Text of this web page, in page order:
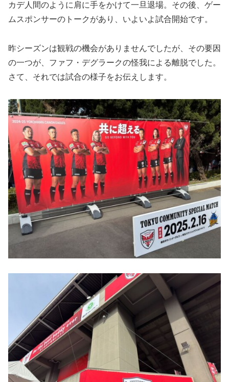
カデ人間のように肩に手をかけて一旦退場。その後、ゲー
ムスポンサーのトークがあり、いよいよ試合開始です。
昨シーズンは観戦の機会がありませんでしたが、その要因
の一つが、ファフ・デグラークの怪我による離脱でした。
さて、それでは試合の様子をお伝えします。